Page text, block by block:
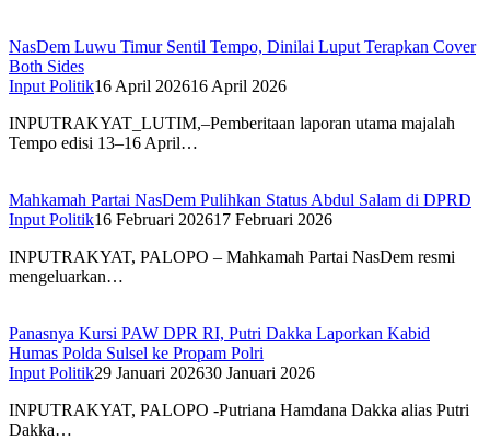
NasDem Luwu Timur Sentil Tempo, Dinilai Luput Terapkan Cover
Both Sides
Input Politik16 April 202616 April 2026
INPUTRAKYAT_LUTIM,–Pemberitaan laporan utama majalah
Tempo edisi 13–16 April…
Mahkamah Partai NasDem Pulihkan Status Abdul Salam di DPRD
Input Politik16 Februari 202617 Februari 2026
INPUTRAKYAT, PALOPO – Mahkamah Partai NasDem resmi
mengeluarkan…
Panasnya Kursi PAW DPR RI, Putri Dakka Laporkan Kabid
Humas Polda Sulsel ke Propam Polri
Input Politik29 Januari 202630 Januari 2026
INPUTRAKYAT, PALOPO -Putriana Hamdana Dakka alias Putri
Dakka…